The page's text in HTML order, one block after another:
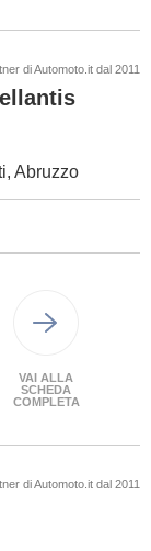
di Automoto.it dal 2011
Abruzzo
VAI ALLA
SCHEDA
COMPLETA
di Automoto.it dal 2011